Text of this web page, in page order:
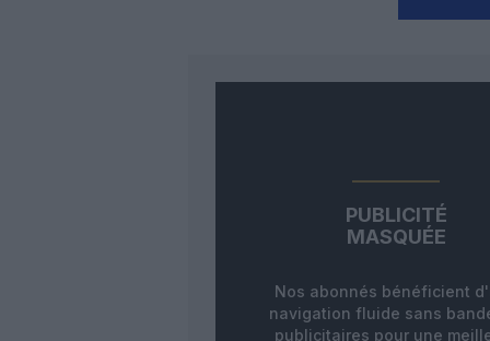
PUBLICITÉ
MASQUÉE
Nos abonnés bénéficient
navigation fluide sans
publicitaires pour une